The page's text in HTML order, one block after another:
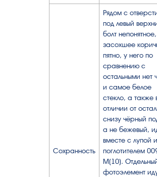
Сохранность
Рядом с
под левый
болт непонятное,
засохшее
пятно, у него по
сравнению с
остальными нет
и самое белое
стекло, а также
отличии от
снизу чёрный
а не бежевый,
вместе с лупой и
поглотителем
М(10).
фотоэлемент